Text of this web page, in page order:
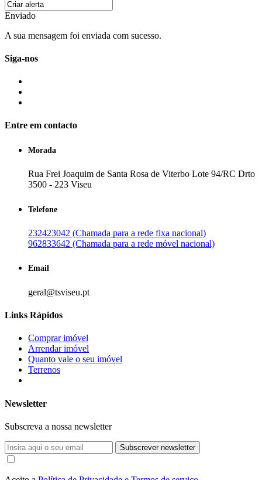
Enviado
A sua mensagem foi enviada com sucesso.
Siga-nos
Entre em contacto
Morada
Rua Frei Joaquim de Santa Rosa de Viterbo Lote 94/RC Drto
3500 - 223 Viseu
Telefone
232423042 (Chamada para a rede fixa nacional)
962833642 (Chamada para a rede móvel nacional)
Email
geral@tsviseu.pt
Links Rápidos
Comprar imóvel
Arrendar imóvel
Quanto vale o seu imóvel
Terrenos
Newsletter
Subscreva a nossa newsletter
Subscrever newsletter